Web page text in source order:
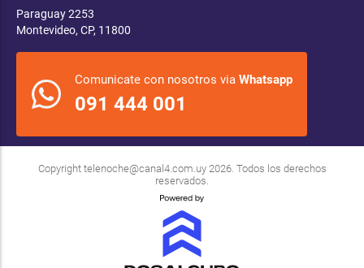
Paraguay 2253
Montevideo, CP, 11800
Comunicate con nosotros via Whatsapp
091 444 001
Copyright telenoche@canal4.com.uy2026. Todos los derechos
reservados.